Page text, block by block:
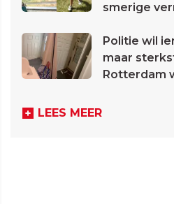
smerige
Politie wil
maar
Rotterdam
LEES MEER